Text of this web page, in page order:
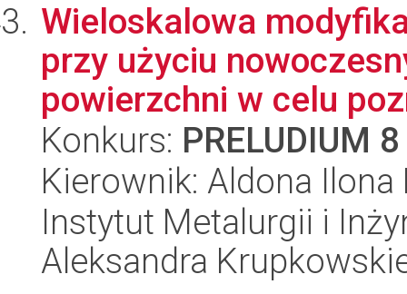
Wieloskalowa
przy użyciu
powierzchni w celu
Konkurs: PRELUDIUM 8
Kierownik: Aldona Ilona
Instytut Metalurgii i
Aleksandra